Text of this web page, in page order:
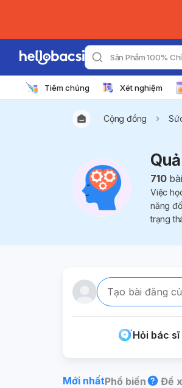
Tìm Phòng Khám
Tiêm chủng Xét nghiệm
Cộng đồng
710
Việc
năng
trạng
Tạo bài đăng
Hỏi bác
Mới nhấtPhổ biến Đề